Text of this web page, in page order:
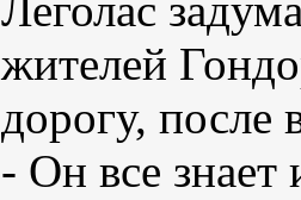
жителей
дорогу, после
- Он все